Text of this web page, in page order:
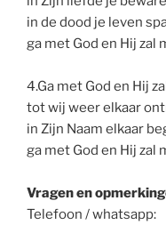
in de dood je leven
ga met God en Hij zal
4.Ga met God en Hij
tot wij weer elkaar
in Zijn Naam elkaar
ga met God en Hij zal
Vragen en
Telefoon / whatsapp: